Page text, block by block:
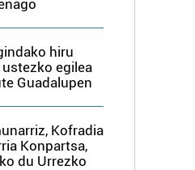
hiru
egilea
Guadalupen
Kofradia
Konpartsa,
du Urrezko